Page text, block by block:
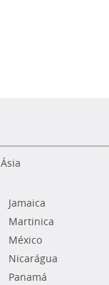
Ásia
Jamaica
Martinica
México
Nicarágua
Panamá